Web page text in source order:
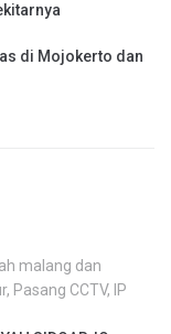
di Mojokerto dan
malang dan
CCTV, IP